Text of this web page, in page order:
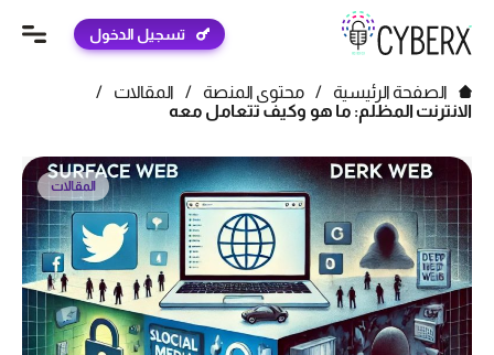
تسجيل الدخول
الصفحة الرئيسية / محتوى المنصة / المقالات
/
الانترنت المظلم: ما هو وكيف تتعامل معه
المقالات